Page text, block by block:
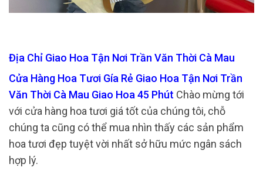
Địa Chỉ Giao Hoa Tận Nơi Trần Văn Thời Cà Mau
Cửa Hàng Hoa Tươi Gía Rẻ Giao Hoa Tận Nơi Trần
Văn Thời Cà Mau Giao Hoa 45 Phút Chào mừng tới
với cửa hàng hoa tươi giá tốt của chúng tôi, chỗ
chúng ta cũng có thể mua nhìn thấy các sản phẩm
hoa tươi đẹp tuyệt vời nhất sở hữu mức ngân sách
hợp lý.